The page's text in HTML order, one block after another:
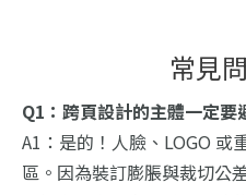
常見
Q1：跨頁設計的主體一定要
A1：是的！人臉、LOGO 或
區。因為裝訂膨脹與裁切公